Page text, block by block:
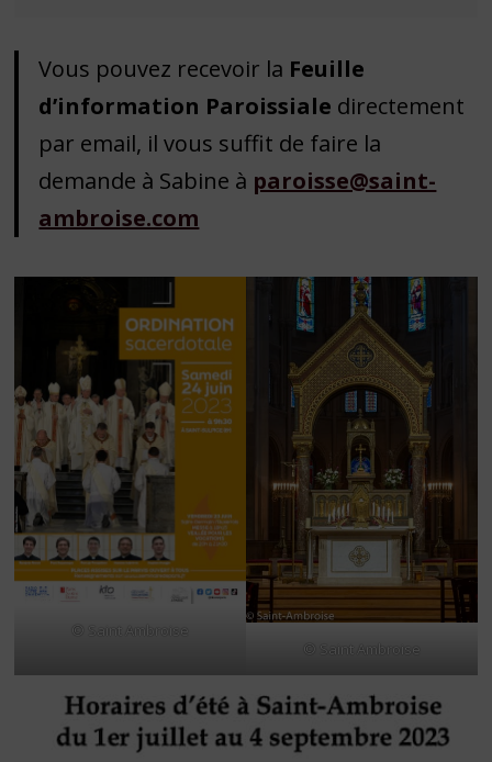
Vous pouvez recevoir la Feuille
d’information Paroissiale directement
par email, il vous suffit de faire la
demande à Sabine à paroisse@saint-
ambroise.com
© Saint Ambroise
© Saint Ambroise